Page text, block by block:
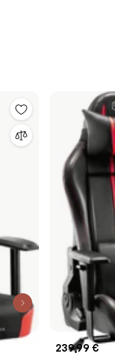
239,99 €